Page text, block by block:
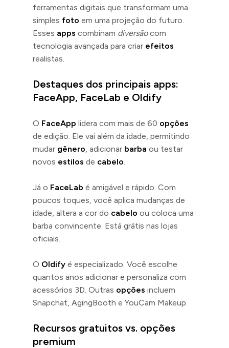
ferramentas digitais que transformam uma
simples foto em uma projeção do futuro.
Esses apps combinam diversãocom
tecnologia avançada para criar efeitos
realistas.
Destaques dos principais apps:
FaceApp, FaceLab e Oldify
O FaceApp lidera com mais de 60 opções
de edição. Ele vai além da idade, permitindo
mudar gênero, adicionar barba ou testar
novos estilos de cabelo.
Já o FaceLab é amigável e rápido. Com
poucos toques, você aplica mudanças de
idade, altera a cor do cabelo ou coloca uma
barba convincente. Está grátis nas lojas
oficiais.
O Oldify é especializado. Você escolhe
quantos anos adicionar e personaliza com
acessórios 3D. Outras opções incluem
Snapchat, AgingBooth e YouCam Makeup.
Recursos gratuitos vs. opções
premium